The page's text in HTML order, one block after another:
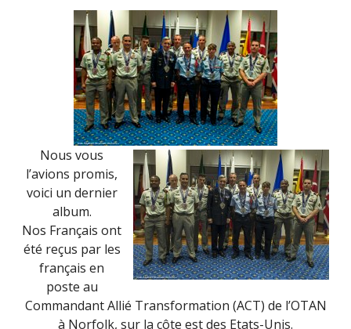
Nous vous
l’avions promis,
voici un dernier
album.
Nos Français ont
été reçus par les
français en
poste au
Commandant Allié Transformation (ACT) de l’OTAN
à Norfolk, sur la côte est des Etats-Unis.